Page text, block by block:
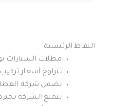
النقاط الرئيسية
مظلات السيارات
تتراوح أسعار تركيب المظلات من 100
تضمن شركة
تتمتع الشركة بخبرة أكثر من 20 عامًا